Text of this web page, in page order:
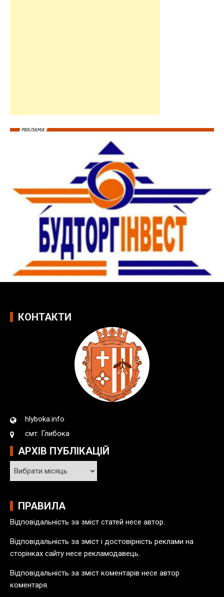
КОНТАКТИ
hlyboka.info
смт. Глибока
АРХІВ ПУБЛІКАЦІЙ
А
р
і
п
у
б
і
к
ПРАВИЛА
Відповідальність за зміст статей несе автор.
Відповідальність за зміст і достовірність реклами на
сторінках сайту несе рекламодавець.
Відповідальність за зміст коментарів несе автор
коментаря.